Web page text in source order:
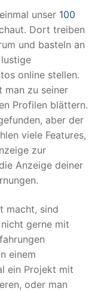
unser 100
Dort treiben
und basteln an
online stellen.
man zu seiner
Profilen blättern.
aber der
viele Features,
zur
Anzeige deiner
macht, sind
gerne mit
einem
ein Projekt mit
oder man